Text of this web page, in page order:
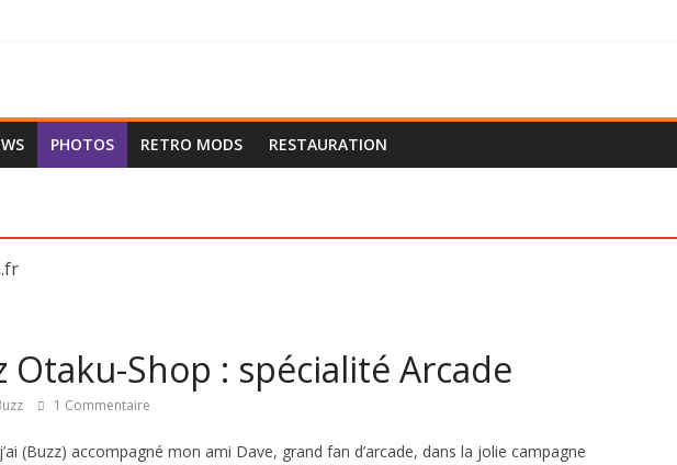
PHOTOS RETRO MODS RESTAURATION
Otaku-Shop : spécialité Arcade
1 Commentaire
(Buzz) accompagné mon ami Dave, grand fan d’arcade, dans la jolie campagne